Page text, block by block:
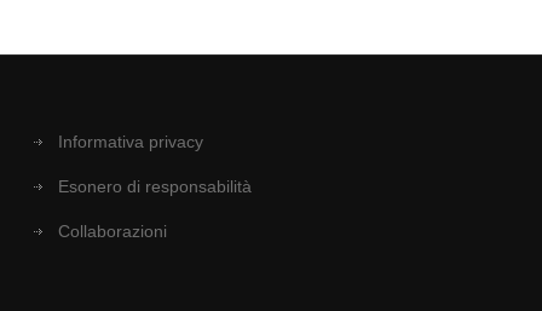
Informativa privacy
Esonero di responsabilità
Collaborazioni